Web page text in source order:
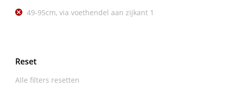
49-95cm, via voethendel aan zijkant 1
Reset
Alle filters resetten